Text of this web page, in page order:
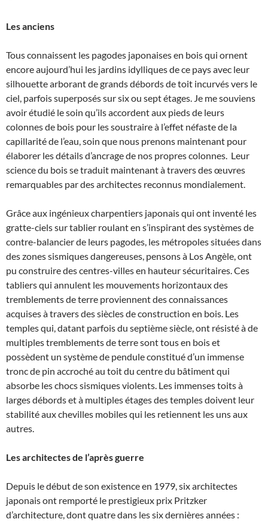
Les anciens
Tous connaissent les pagodes japonaises en bois qui ornent
encore aujourd’hui les jardins idylliques de ce pays avec leur
silhouette arborant de grands débords de toit incurvés vers le
ciel, parfois superposés sur six ou sept étages. Je me souviens
avoir étudié le soin qu’ils accordent aux pieds de leurs
colonnes de bois pour les soustraire à l’effet néfaste de la
capillarité de l’eau, soin que nous prenons maintenant pour
élaborer les détails d’ancrage de nos propres colonnes. Leur
science du bois se traduit maintenant à travers des œuvres
remarquables par des architectes reconnus mondialement.
Grâce aux ingénieux charpentiers japonais qui ont inventé les
gratte-ciels sur tablier roulant en s’inspirant des systèmes de
contre-balancier de leurs pagodes, les métropoles situées dans
des zones sismiques dangereuses, pensons à Los Angèle, ont
pu construire des centres-villes en hauteur sécuritaires. Ces
tabliers qui annulent les mouvements horizontaux des
tremblements de terre proviennent des connaissances
acquises à travers des siècles de construction en bois. Les
temples qui, datant parfois du septième siècle, ont résisté à de
multiples tremblements de terre sont tous en bois et
possèdent un système de pendule constitué d’un immense
tronc de pin accroché au toit du centre du bâtiment qui
absorbe les chocs sismiques violents. Les immenses toits à
larges débords et à multiples étages des temples doivent leur
stabilité aux chevilles mobiles qui les retiennent les uns aux
autres.
Les architectes de l’après guerre
Depuis le début de son existence en 1979, six architectes
japonais ont remporté le prestigieux prix Pritzker
d’architecture, dont quatre dans les six dernières années :